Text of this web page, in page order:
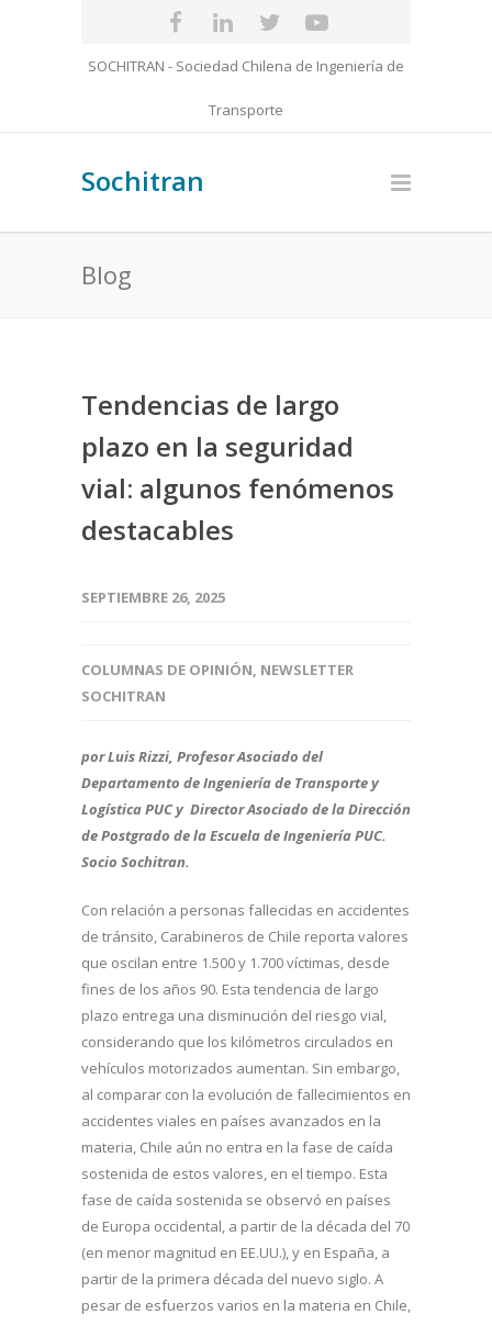
SOCHITRAN - Sociedad Chilena de Ingeniería de
Transporte
Sochitran
Blog
Tendencias de largo
plazo en la seguridad
vial: algunos fenómenos
destacables
SEPTIEMBRE 26, 2025
COLUMNAS DE OPINIÓN, NEWSLETTER
SOCHITRAN
por Luis Rizzi, Profesor Asociado del
Departamento de Ingeniería de Transporte y
Logística PUC y Director Asociado de la Dirección
de Postgrado de la Escuela de Ingeniería PUC.
Socio Sochitran.
Con relación a personas fallecidas en accidentes
de tránsito, Carabineros de Chile reporta valores
que oscilan entre 1.500 y 1.700 víctimas, desde
fines de los años 90. Esta tendencia de largo
plazo entrega una disminución del riesgo vial,
considerando que los kilómetros circulados en
vehículos motorizados aumentan. Sin embargo,
al comparar con la evolución de fallecimientos en
accidentes viales en países avanzados en la
materia, Chile aún no entra en la fase de caída
sostenida de estos valores, en el tiempo. Esta
fase de caída sostenida se observó en países
de Europa occidental, a partir de la década del 70
(en menor magnitud en EE.UU.), y en España, a
partir de la primera década del nuevo siglo. A
pesar de esfuerzos varios en la materia en Chile,